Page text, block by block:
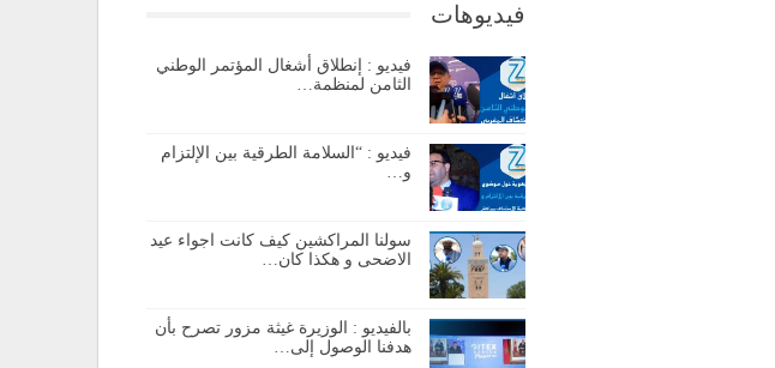
فيديوهات
فيديو : إنطلاق أشغال المؤتمر الوطني
الثامن لمنظمة…
فيديو : “السلامة الطرقية بين الإلتزام
و…
سولنا المراكشين كيف كانت اجواء عيد
الاضحى و هكذا كان…
بالفيديو : الوزيرة غيثة مزور تصرح بأن
هدفنا الوصول إلى…